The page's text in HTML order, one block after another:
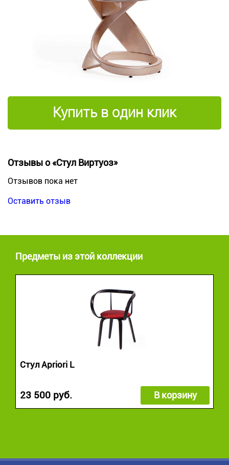
Купить в один клик
Отзывы о «Стул Виртуоз»
Отзывов пока нет
Оставить отзыв
Предметы из этой коллекции
Стул Apriori L
23 500 руб. В корзину